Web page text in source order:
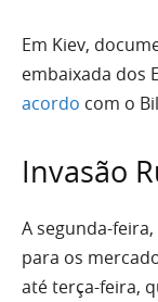
Em Kiev,
embaixada dos
acordo com o
Invasão
A segunda-
para os
até terça-feira,